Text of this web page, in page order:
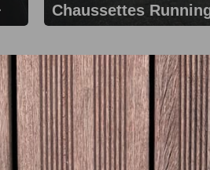
Chaussettes
Sidas